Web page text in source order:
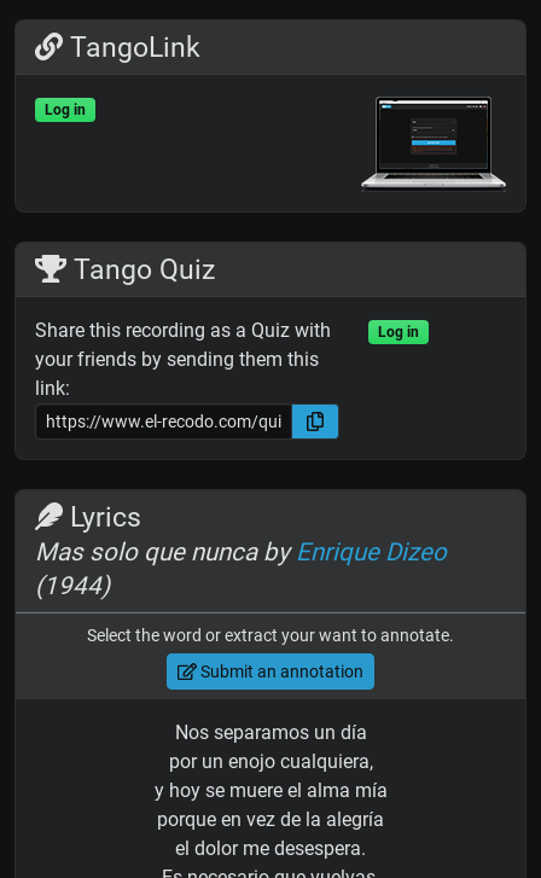
TangoLink
Log in
Tango Quiz
Share this recording as a Quiz with
your friends by sending them this
link:
Log in
Lyrics
Mas solo que nunca byEnrique Dizeo
(1944)
Select the word or extract your want to annotate.
Submit an annotation
Nos separamos un día
por un enojo cualquiera,
y hoy se muere el alma mía
porque en vez de la alegría
el dolor me desespera.